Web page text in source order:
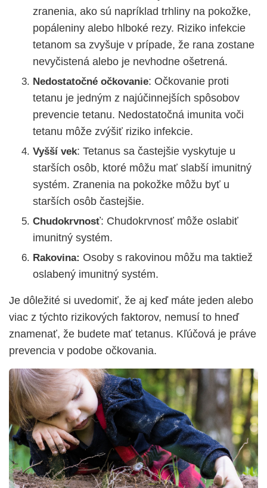
zranenia, ako sú napríklad trhliny na pokožke,
popáleniny alebo hlboké rezy. Riziko infekcie
tetanom sa zvyšuje v prípade, že rana zostane
nevyčistená alebo je nevhodne ošetrená.
Nedostatočné očkovanie: Očkovanie proti
tetanu je jedným z najúčinnejších spôsobov
prevencie tetanu. Nedostatočná imunita voči
tetanu môže zvýšiť riziko infekcie.
Vyšší vek: Tetanus sa častejšie vyskytuje u
starších osôb, ktoré môžu mať slabší imunitný
systém. Zranenia na pokožke môžu byť u
starších osôb častejšie.
Chudokrvnosť: Chudokrvnosť môže oslabiť
imunitný systém.
Rakovina: Osoby s rakovinou môžu ma taktiež
oslabený imunitný systém.
Je dôležité si uvedomiť, že aj keď máte jeden alebo
viac z týchto rizikových faktorov, nemusí to hneď
znamenať, že budete mať tetanus. Kľúčová je práve
prevencia v podobe očkovania.